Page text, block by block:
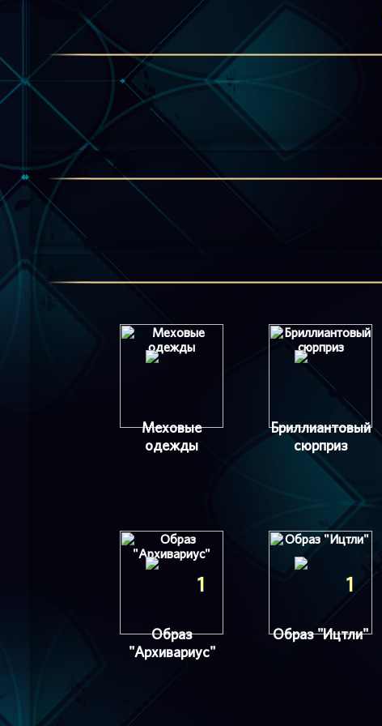
Меховые
одежды
Бриллиантовый
сюрприз
1
Образ
"Архивариус"
1
Образ "Ицтли"